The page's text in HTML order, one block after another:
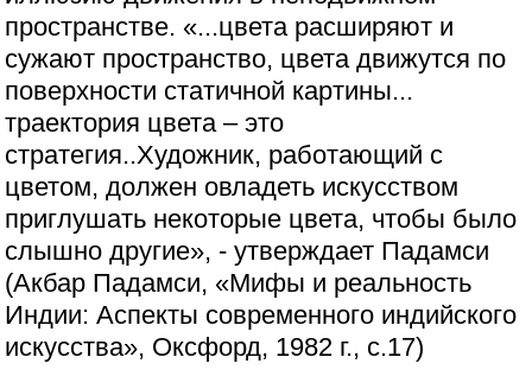
пространстве. «...цвета расширяют и
сужают пространство, цвета движутся по
поверхности статичной картины...
траектория цвета – это
стратегия..Художник, работающий с
цветом, должен овладеть искусством
приглушать некоторые цвета, чтобы было
слышно другие», - утверждает Падамси
(Акбар Падамси, «Мифы и реальность
Индии: Аспекты современного индийского
искусства», Оксфорд, 1982 г., с.17)